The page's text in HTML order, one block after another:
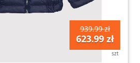
939.99 zł
623.99 zł
szt